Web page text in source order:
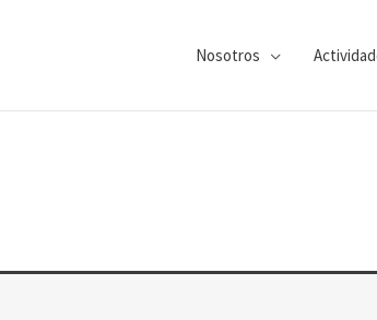
Nosotros